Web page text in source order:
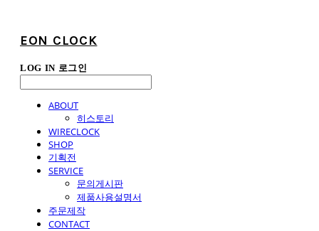
EON CLOCK
LOG IN 로그인
ABOUT
히스토리
WIRECLOCK
SHOP
기획전
SERVICE
문의게시판
제품사용설명서
주문제작
CONTACT